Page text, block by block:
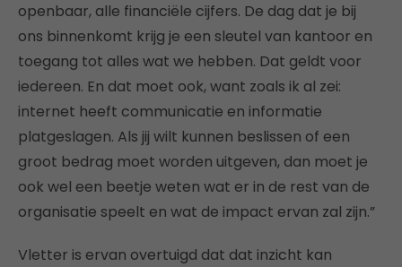
openbaar, alle financiële cijfers. De dag dat je bij
ons binnenkomt krijg je een sleutel van kantoor en
toegang tot alles wat we hebben. Dat geldt voor
iedereen. En dat moet ook, want zoals ik al zei:
internet heeft communicatie en informatie
platgeslagen. Als jij wilt kunnen beslissen of een
groot bedrag moet worden uitgeven, dan moet je
ook wel een beetje weten wat er in de rest van de
organisatie speelt en wat de impact ervan zal zijn.”
Vletter is ervan overtuigd dat dat inzicht kan